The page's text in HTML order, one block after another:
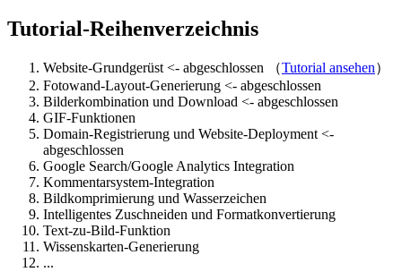
Tutorial-Reihenverzeichnis
Website-Grundgerüst <- abgeschlossen （Tutorial ansehen）
Fotowand-Layout-Generierung <- abgeschlossen
Bilderkombination und Download <- abgeschlossen
GIF-Funktionen
Domain-Registrierung und Website-Deployment <-
abgeschlossen
Google Search/Google Analytics Integration
Kommentarsystem-Integration
Bildkomprimierung und Wasserzeichen
Intelligentes Zuschneiden und Formatkonvertierung
Text-zu-Bild-Funktion
Wissenskarten-Generierung
...